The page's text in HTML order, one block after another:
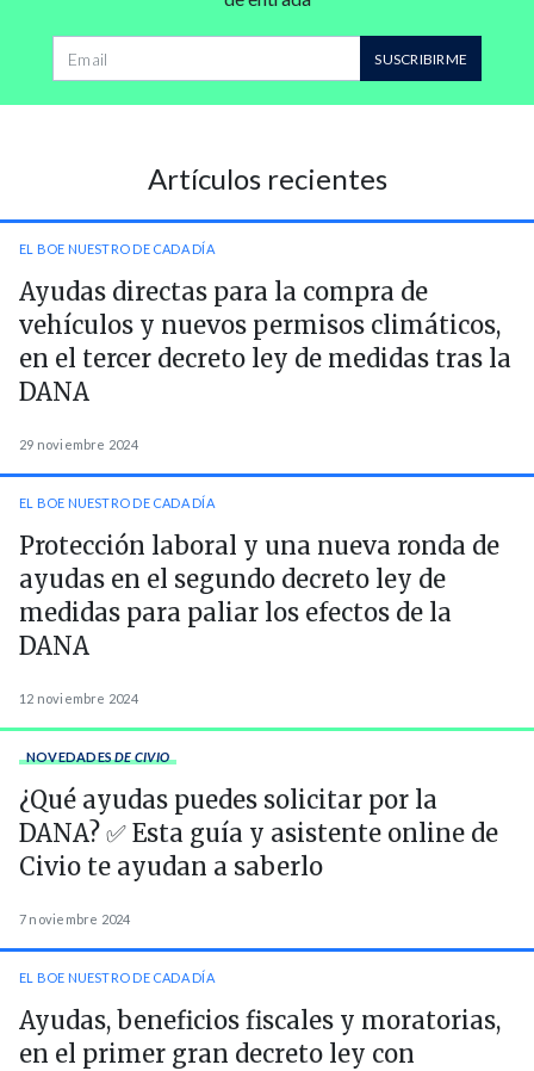
Dirección de correo SUSCRIBIRME
Artículos recientes
EL BOE NUESTRO DE CADA DÍA
Ayudas directas para la compra de
vehículos y nuevos permisos climáticos,
en el tercer decreto ley de medidas tras la
DANA
29 noviembre 2024
EL BOE NUESTRO DE CADA DÍA
Protección laboral y una nueva ronda de
ayudas en el segundo decreto ley de
medidas para paliar los efectos de la
DANA
12 noviembre 2024
NOVEDADESDE CIVIO
¿Qué ayudas puedes solicitar por la
DANA? ✅ Esta guía y asistente online de
Civio te ayudan a saberlo
7 noviembre 2024
EL BOE NUESTRO DE CADA DÍA
Ayudas, beneficios fiscales y moratorias,
en el primer gran decreto ley con